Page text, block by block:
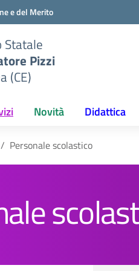
e del Merito
Statale
Pizzi
(CE)
Novità Didattica
Personale scolastico